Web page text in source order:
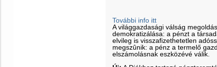
További info itt
A világgazdasági válság
demokratizálása: a pénzt a
elvileg is visszafizethetetlen
megszûnik: a pénz a termelő
elszámolásnak eszközévé válik.